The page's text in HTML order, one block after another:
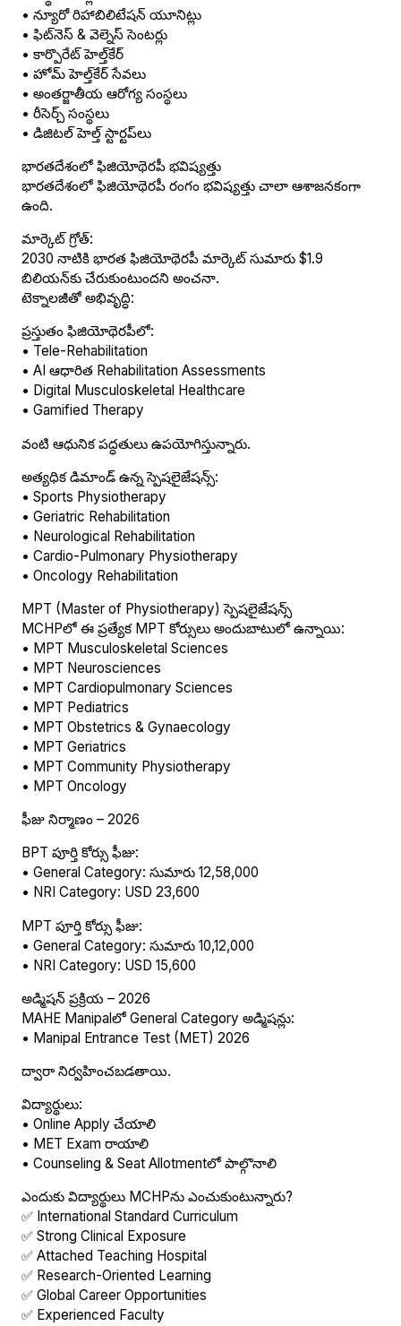
• న్యూరో రిహాబిలిటేషన్ యూనిట్లు
• ఫిట్‌నెస్ & వెల్నెస్ సెంటర్లు
• కార్పొరేట్ హెల్త్‌కేర్
• హోమ్ హెల్త్‌కేర్ సేవలు
• అంతర్జాతీయ ఆరోగ్య సంస్థలు
• రీసెర్చ్ సంస్థలు
• డిజిటల్ హెల్త్ స్టార్టప్‌లు
భారతదేశంలో ఫిజియోథెరపీ భవిష్యత్తు
భారతదేశంలో ఫిజియోథెరపీ రంగం భవిష్యత్తు చాలా ఆశాజనకంగా
ఉంది.
మార్కెట్ గ్రోత్:
2030 నాటికి భారత ఫిజియోథెరపీ మార్కెట్ సుమారు $1.9
బిలియన్‌కు చేరుకుంటుందని అంచనా.
టెక్నాలజీతో అభివృద్ధి:
ప్రస్తుతం ఫిజియోథెరపీలో:
• Tele-Rehabilitation
• AI ఆధారిత Rehabilitation Assessments
• Digital Musculoskeletal Healthcare
• Gamified Therapy
వంటి ఆధునిక పద్ధతులు ఉపయోగిస్తున్నారు.
అత్యధిక డిమాండ్ ఉన్న స్పెషలైజేషన్స్:
• Sports Physiotherapy
• Geriatric Rehabilitation
• Neurological Rehabilitation
• Cardio-Pulmonary Physiotherapy
• Oncology Rehabilitation
MPT (Master of Physiotherapy) స్పెషలైజేషన్స్
MCHPలో ఈ ప్రత్యేక MPT కోర్సులు అందుబాటులో ఉన్నాయి:
• MPT Musculoskeletal Sciences
• MPT Neurosciences
• MPT Cardiopulmonary Sciences
• MPT Pediatrics
• MPT Obstetrics & Gynaecology
• MPT Geriatrics
• MPT Community Physiotherapy
• MPT Oncology
ఫీజు నిర్మాణం – 2026
BPT పూర్తి కోర్సు ఫీజు:
• General Category: సుమారు ₹12,58,000
• NRI Category: USD 23,600
MPT పూర్తి కోర్సు ఫీజు:
• General Category: సుమారు ₹10,12,000
• NRI Category: USD 15,600
అడ్మిషన్ ప్రక్రియ – 2026
MAHE Manipalలో General Category అడ్మిషన్లు:
• Manipal Entrance Test (MET) 2026
ద్వారా నిర్వహించబడతాయి.
విద్యార్థులు:
• Online Apply చేయాలి
• MET Exam రాయాలి
• Counseling & Seat Allotmentలో పాల్గొనాలి
ఎందుకు విద్యార్థులు MCHPను ఎంచుకుంటున్నారు?
✅ International Standard Curriculum
✅ Strong Clinical Exposure
✅ Attached Teaching Hospital
✅ Research-Oriented Learning
✅ Global Career Opportunities
✅ Experienced Faculty